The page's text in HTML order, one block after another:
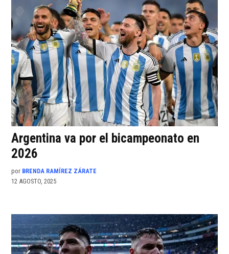
Argentina va por el bicampeonato en
2026
por BRENDA RAMÍREZ ZÁRATE
12 AGOSTO, 2025